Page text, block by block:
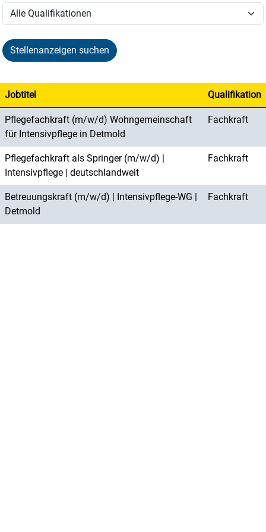
Stellenanzeigen suchen
Jobtitel Qualifikation
Pflegefachkraft (m/w/d) Wohngemeinschaft
für Intensivpflege in Detmold
Fachkraft
Pflegefachkraft als Springer (m/w/d) |
Intensivpflege | deutschlandweit
Fachkraft
Betreuungskraft (m/w/d) | Intensivpflege-WG |
Detmold
Fachkraft